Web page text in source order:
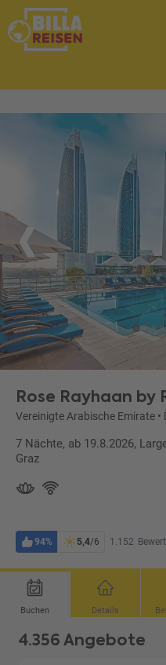
Rose Rayhaan by
Vereinigte Arabische Emirate •
7 Nächte, ab 19.8.2026,
Graz
94% 5,4/6 1.152
Buchen Details
4.356 Angebote